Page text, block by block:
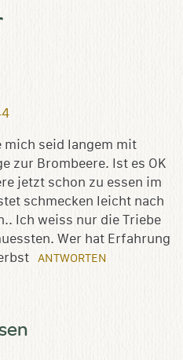
mich seid langem mit
zur Brombeere. Ist es OK
jetzt schon zu essen im
schmecken leicht nach
Ich weiss nur die Triebe
Wer hat Erfahrung
ANTWORTEN